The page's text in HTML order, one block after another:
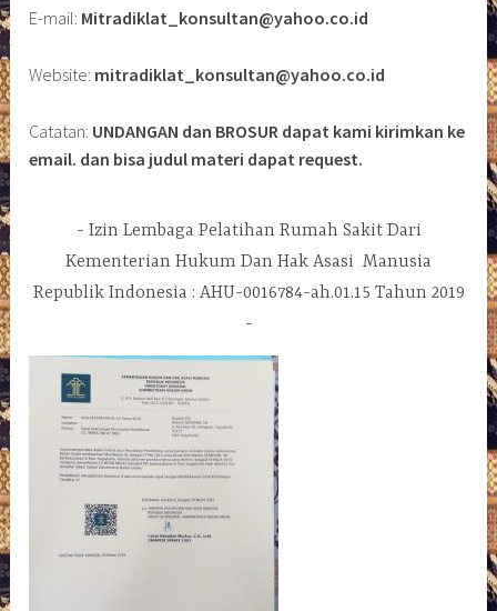
E-mail: Mitradiklat_konsultan@yahoo.co.id
Website: mitradiklat_konsultan@yahoo.co.id
Catatan: UNDANGAN dan BROSUR dapat kami kirimkan ke
email. dan bisa judul materi dapat request.
Izin Lembaga Pelatihan Rumah Sakit Dari
Kementerian Hukum Dan Hak Asasi Manusia
Republik Indonesia : AHU-0016784-ah.01.15 Tahun 2019